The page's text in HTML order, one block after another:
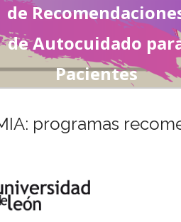
de
de Autocuidado
Pacientes
programas